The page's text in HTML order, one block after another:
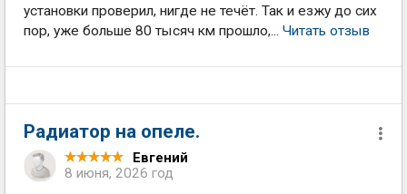
установки проверил, нигде не течёт. Так и езжу до сих
пор, уже больше 80 тысяч км прошло,... Читать отзыв
Радиатор на опеле.
Евгений
8 июня, 2026 год